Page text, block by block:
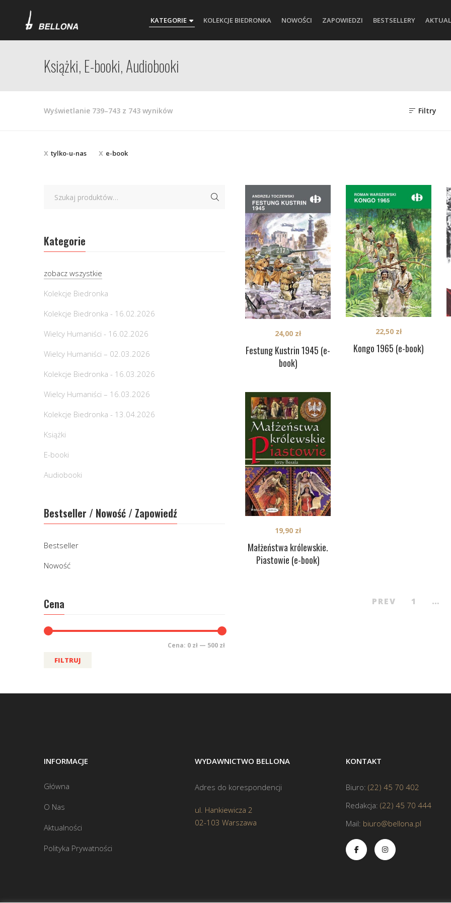
KATEGORIE KOLEKCJE BIEDRONKA NOWOŚCI ZAPOWIEDZI BESTSELLERY
Książki, E-booki, Audiobooki
Wyświetlanie 739–743 z 743 wynikówPosortowane
Filtry
tylko-u-nas e-book
Festung Kustrin 1945 (e-
book)
24,00 zł
Kongo 1965 (e-book)
22,50 zł
Małżeństwa królewskie.
Piastowie (e-book)
19,90 zł
PREV 1 …
Kategorie
zobacz wszystkie
Kolekcje Biedronka
Kolekcje Biedronka - 16.02.2026
Wielcy Humaniści - 16.02.2026
Wielcy Humaniści – 02.03.2026
Kolekcje Biedronka - 16.03.2026
Wielcy Humaniści – 16.03.2026
Kolekcje Biedronka - 13.04.2026
Książki
E-booki
Audiobooki
Bestseller / Nowość / Zapowiedź
Bestseller
Nowość
Cena
FILTRUJ
Cena: 0 zł — 500 zł
INFORMACJE
Główna
O Nas
Aktualności
Polityka Prywatności
WYDAWNICTWO BELLONA
Adres do korespondencji
ul. Hankiewicza 2
02-103 Warszawa
KONTAKT
Biuro: (22) 45 70 402
Redakcja: (22) 45 70 444
Mail: biuro@bellona.pl